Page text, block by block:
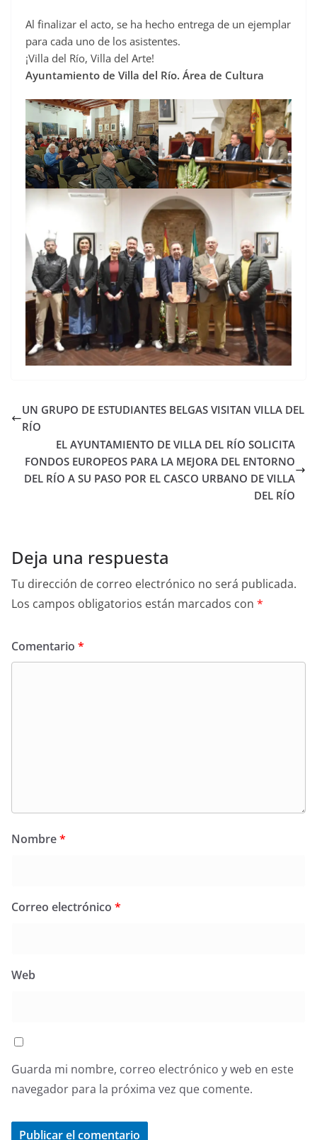
Al finalizar el acto, se ha hecho entrega de un ejemplar
para cada uno de los asistentes.
¡Villa del Río, Villa del Arte!
Ayuntamiento de Villa del Río. Área de Cultura
UN GRUPO DE ESTUDIANTES BELGAS VISITAN VILLA DEL
RÍO
EL AYUNTAMIENTO DE VILLA DEL RÍO SOLICITA
FONDOS EUROPEOS PARA LA MEJORA DEL ENTORNO
DEL RÍO A SU PASO POR EL CASCO URBANO DE VILLA
DEL RÍO
Deja una respuesta
Tu dirección de correo electrónico no será publicada.
Los campos obligatorios están marcados con *
Comentario *
Nombre*
Correo electrónico *
Web
Guarda mi nombre, correo electrónico y web en este
navegador para la próxima vez que comente.